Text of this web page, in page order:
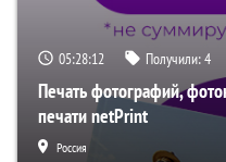
05:28:11 Получили:4
Печать фотографий,
печати netPrint
Россия